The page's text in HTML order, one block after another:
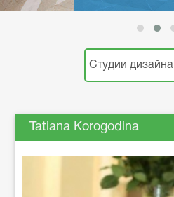
Студии дизайна
Tatiana Korogodina